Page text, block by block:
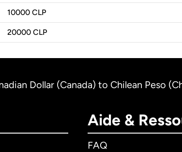
10000 CLP
20000 CLP
Dollar (Canada) to Chilean Peso
Aide &
FAQ